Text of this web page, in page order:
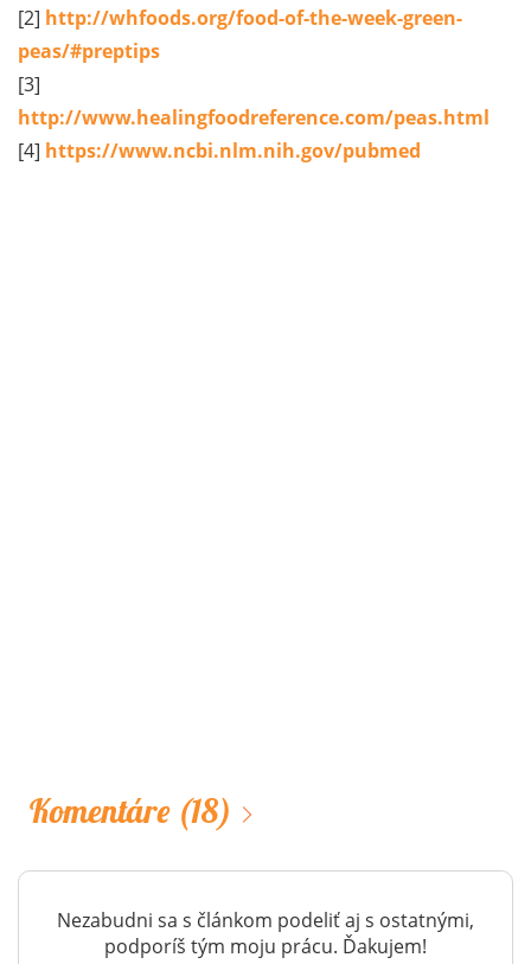
[2] http://whfoods.org/food-of-the-week-green-
peas/#preptips
[3]
http://www.healingfoodreference.com/peas.html
[4] https://www.ncbi.nlm.nih.gov/pubmed
Komentáre(18)
Nezabudni sa s článkom podeliť aj s ostatnými,
podporíš tým moju prácu. Ďakujem!